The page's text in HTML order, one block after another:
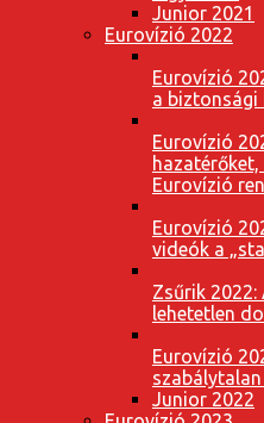
Junior 2021
Eurovízió 2022
Eurovízió
a biztonsági
Eurovízió
Eurovízió
Eurovízió
videók a
Zsűrik
lehetetlen
Eurovízió
Junior 2022